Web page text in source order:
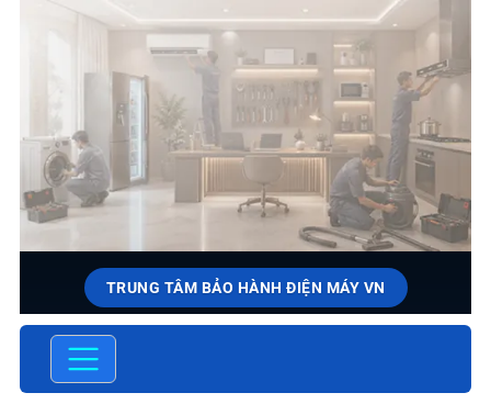
TRUNG TÂM BẢO HÀNH ĐIỆN MÁY VN
SỬA CHỮA & BẢO HÀNH